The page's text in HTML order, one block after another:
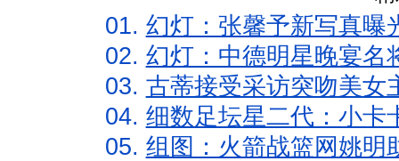
01. 幻灯：张馨予新写真曝
02. 幻灯：中德明星晚宴名
03. 古蒂接受采访突吻美女
04. 细数足坛星二代：小卡
05. 组图：火箭战篮网姚明